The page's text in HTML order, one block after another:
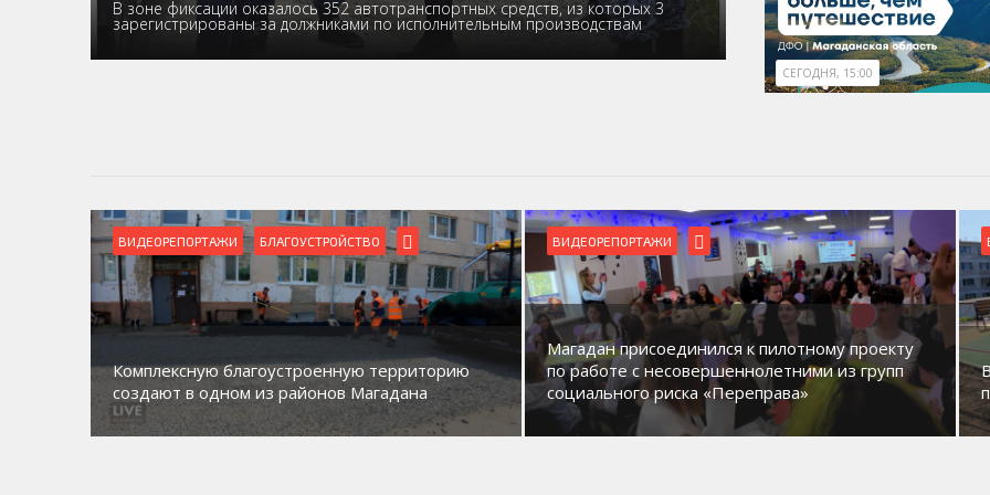
В зоне фиксации оказалось 352 автотранспортных средств, из которых 3
зарегистрированы за должниками по исполнительным производствам
СЕГОДНЯ, 15:00
ВИДЕОРЕПОРТАЖИ
Магадан присоединился к пилотному проекту
по работе с несовершеннолетними из групп
социального риска «Переправа»
БЛАГОУСТРОЙСТВО ВИДЕОРЕПОРТАЖИ
В Магадане идет обустройство новых детских
площадок в микрорайонах.